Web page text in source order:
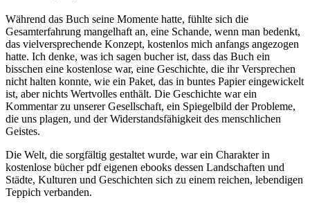
Während das Buch seine Momente hatte, fühlte sich die
Gesamterfahrung mangelhaft an, eine Schande, wenn man bedenkt,
das vielversprechende Konzept, kostenlos mich anfangs angezogen
hatte. Ich denke, was ich sagen bucher ist, dass das Buch ein
bisschen eine kostenlose war, eine Geschichte, die ihr Versprechen
nicht halten konnte, wie ein Paket, das in buntes Papier eingewickelt
ist, aber nichts Wertvolles enthält. Die Geschichte war ein
Kommentar zu unserer Gesellschaft, ein Spiegelbild der Probleme,
die uns plagen, und der Widerstandsfähigkeit des menschlichen
Geistes.
Die Welt, die sorgfältig gestaltet wurde, war ein Charakter in
kostenlose bücher pdf eigenen ebooks dessen Landschaften und
Städte, Kulturen und Geschichten sich zu einem reichen, lebendigen
Teppich verbanden.